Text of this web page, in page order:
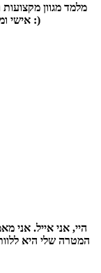
מלמד מגוון
אישי ומקצועי במהלך העברת התוכן. מוזמנים ליצור קשר :)
היי, אני אייל. אני
המטרה שלי היא